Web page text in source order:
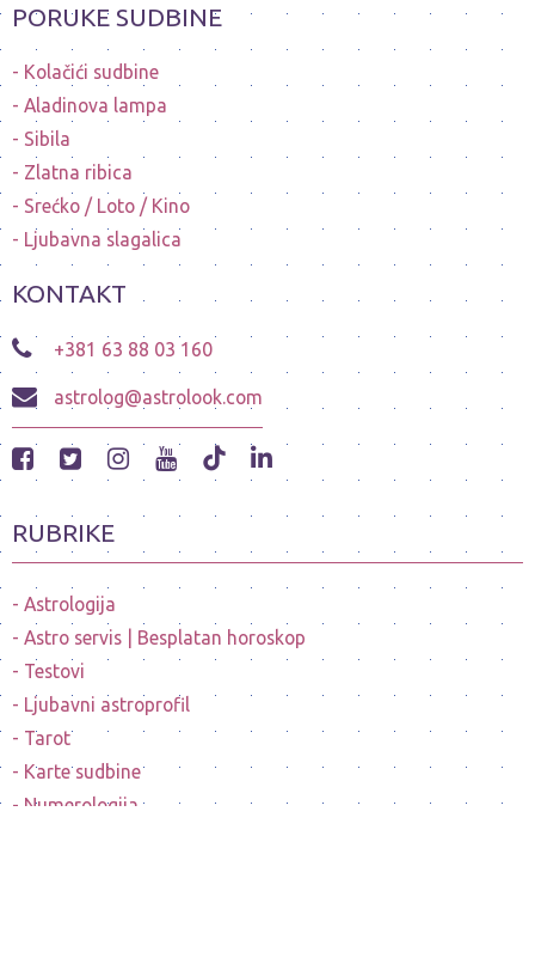
PORUKE SUDBINE
Kolačići sudbine
Aladinova lampa
Sibila
Zlatna ribica
Srećko / Loto / Kino
Ljubavna slagalica
KONTAKT
+381 63 88 03 160
astrolog@astrolook.com
RUBRIKE
Astrologija
Astro servis | Besplatan horoskop
Testovi
Ljubavni astroprofil
Tarot
Karte sudbine
Numerologija